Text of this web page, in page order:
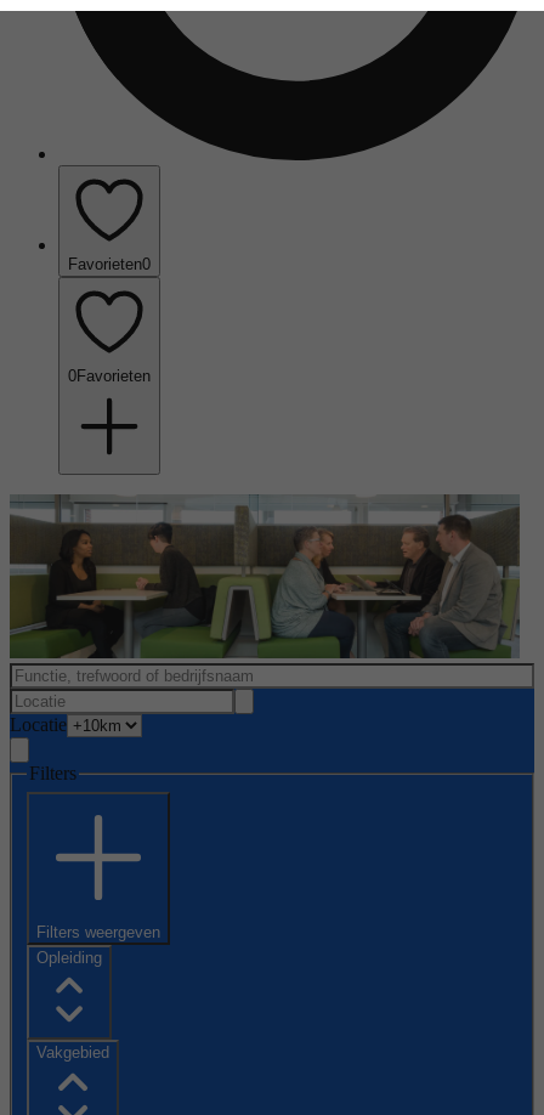
Favorieten0
0Favorieten
Locatie
Filters
Filters weergeven
Opleiding
Vakgebied